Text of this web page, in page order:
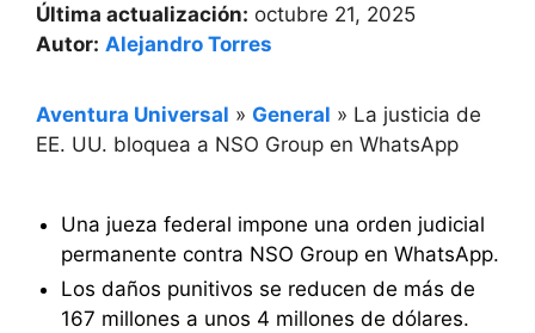
Última actualización: octubre 21, 2025
Autor: Alejandro Torres
Aventura Universal » General » La justicia de
EE. UU. bloquea a NSO Group en WhatsApp
Una jueza federal impone una orden judicial
permanente contra NSO Group en WhatsApp.
Los daños punitivos se reducen de más de
167 millones a unos 4 millones de dólares.